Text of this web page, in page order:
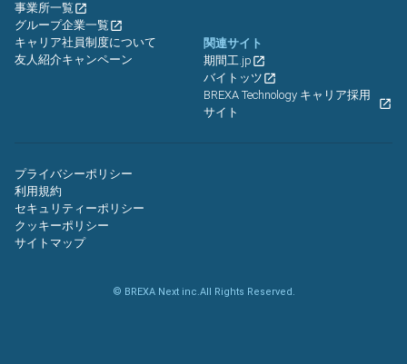
事業所一覧
グループ企業一覧
キャリア社員制度について
友人紹介キャンペーン
関連サイト
期間工.jp
バイトッツ
BREXA Technology キャリア採用
サイト
プライバシーポリシー
利用規約
セキュリティーポリシー
クッキーポリシー
サイトマップ
© BREXA Next inc.All Rights Reserved.